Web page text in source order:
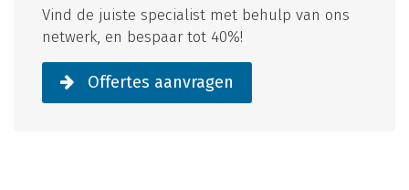
Vind de juiste specialist met behulp van ons
netwerk, en bespaar tot 40%!
Offertes aanvragen